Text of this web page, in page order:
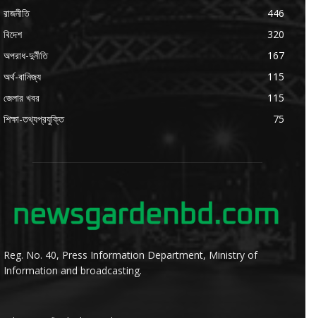
রাজনীতি
446
বিদেশ
320
অপরাধ-দুর্নীতি
167
অর্থ-বানিজ্য
115
জেলার খবর
115
শিক্ষা-তথ্যপ্রযুক্তি
75
Reg. No. 40, Press Information Department, Ministry of
Information and broadcasting.